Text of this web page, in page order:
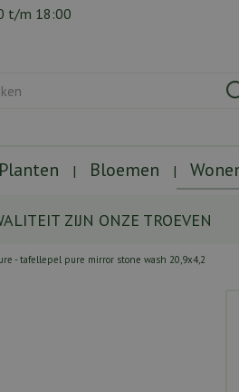
ZIJN ONZE TROEVEN
- tafellepel pure mirror stone wash 20,9x4,2
t/m 18:00
Planten Bloemen